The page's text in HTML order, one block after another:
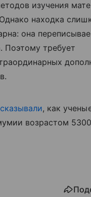
изучения
находка
она
Поэтому требует
, как
возрастом